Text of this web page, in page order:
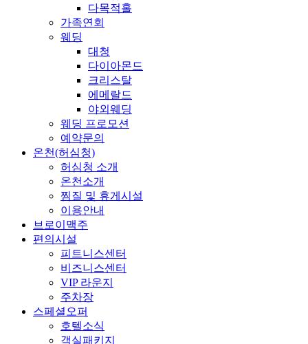
다목적홀
가족연회
웨딩
대청
다이아몬드
크리스탈
에메랄드
야외웨딩
웨딩 프로모션
예약문의
온천(허심청)
허심청 소개
온천소개
찜질 및 휴게시설
이용안내
브로이맥주
편의시설
피트니스센터
비즈니스센터
VIP 라운지
주차장
스페셜오퍼
호텔소식
객실패키지